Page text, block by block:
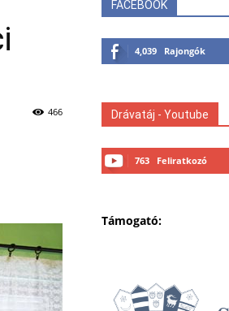
466
FACEBOOK
4,039 Rajongók
Drávatáj - Youtube
763 Feliratkozó
Támogató: